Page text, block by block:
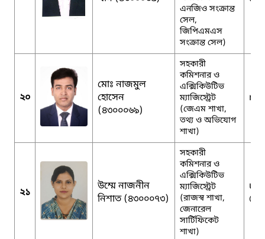
এনজিও সংক্রান্ত
সেল,
জিপিএমএস
সংক্রান্ত সেল)
২০
মোঃ নাজমুল
হোসেন
(৪৩০০০৬৯)
সহকারী
কমিশনার ও
এক্সিকিউটিভ
ম্যাজিস্ট্রেট
(জেএম শাখা,
তথ্য ও অভিযোগ
শাখা)
২১
উম্মে নাজনীন
নিশাত (৪৩০০০৭৩)
সহকারী
কমিশনার ও
এক্সিকিউটিভ
ম্যাজিস্ট্রেট
(রাজস্ব শাখা,
জেনারেল
সার্টিফিকেট
শাখা)